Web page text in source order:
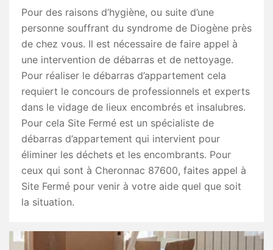
Pour des raisons d’hygiène, ou suite d’une
personne souffrant du syndrome de Diogène près
de chez vous. Il est nécessaire de faire appel à
une intervention de débarras et de nettoyage.
Pour réaliser le débarras d’appartement cela
requiert le concours de professionnels et experts
dans le vidage de lieux encombrés et insalubres.
Pour cela Site Fermé est un spécialiste de
débarras d’appartement qui intervient pour
éliminer les déchets et les encombrants. Pour
ceux qui sont à Cheronnac 87600, faites appel à
Site Fermé pour venir à votre aide quel que soit
la situation.